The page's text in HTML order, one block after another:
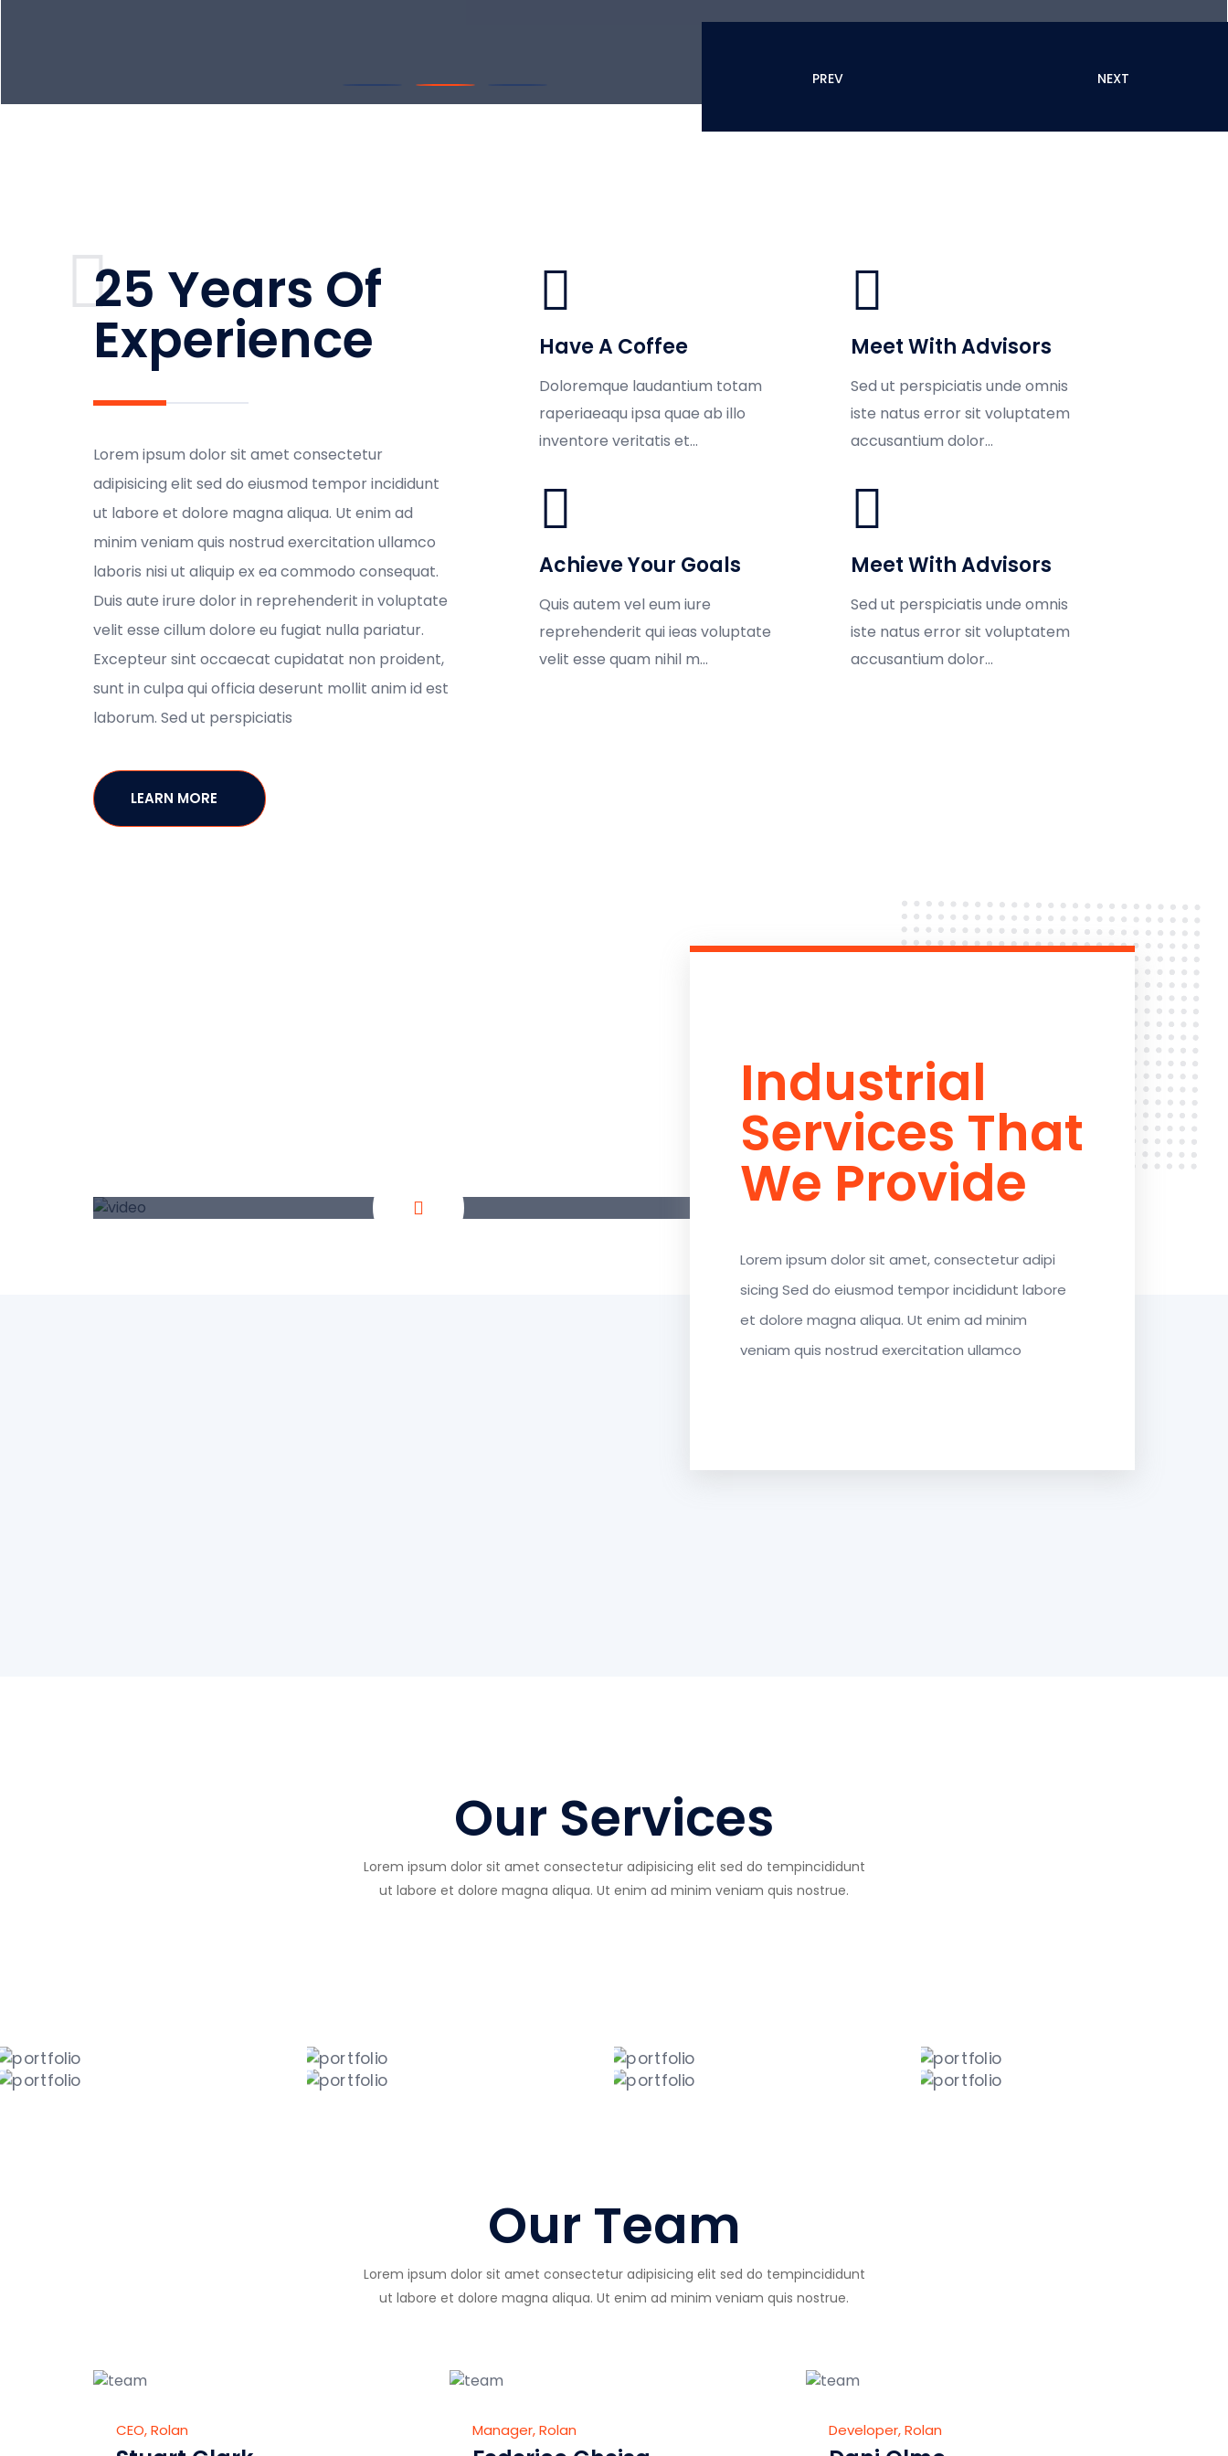
PREV NEXT
25 Years Of
Experience
Lorem ipsum dolor sit amet consectetur
adipisicing elit sed do eiusmod tempor incididunt
ut labore et dolore magna aliqua. Ut enim ad
minim veniam quis nostrud exercitation ullamco
laboris nisi ut aliquip ex ea commodo consequat.
Duis aute irure dolor in reprehenderit in voluptate
velit esse cillum dolore eu fugiat nulla pariatur.
Excepteur sint occaecat cupidatat non proident,
sunt in culpa qui officia deserunt mollit anim id est
laborum. Sed ut perspiciatis
LEARN MORE
Have A Coffee
Doloremque laudantium totam
raperiaeaqu ipsa quae ab illo
inventore veritatis et...
Meet With Advisors
Sed ut perspiciatis unde omnis
iste natus error sit voluptatem
accusantium dolor...
Achieve Your Goals
Quis autem vel eum iure
reprehenderit qui ieas voluptate
velit esse quam nihil m...
Meet With Advisors
Sed ut perspiciatis unde omnis
iste natus error sit voluptatem
accusantium dolor...
Industrial
Services That
We Provide
Lorem ipsum dolor sit amet, consectetur adipi
sicing Sed do eiusmod tempor incididunt labore
et dolore magna aliqua. Ut enim ad minim
veniam quis nostrud exercitation ullamco
Our Services
Lorem ipsum dolor sit amet consectetur adipisicing elit sed do tempincididunt
ut labore et dolore magna aliqua. Ut enim ad minim veniam quis nostrue.
Our Team
Lorem ipsum dolor sit amet consectetur adipisicing elit sed do tempincididunt
ut labore et dolore magna aliqua. Ut enim ad minim veniam quis nostrue.
CEO, Rolan Manager, Rolan Developer, Rolan